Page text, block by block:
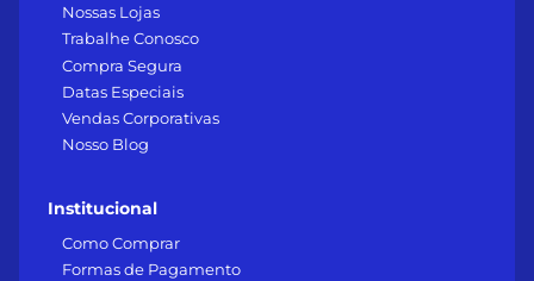
Nossas Lojas
Trabalhe Conosco
Compra Segura
Datas Especiais
Vendas Corporativas
Nosso Blog
Institucional
Como Comprar
Formas de Pagamento